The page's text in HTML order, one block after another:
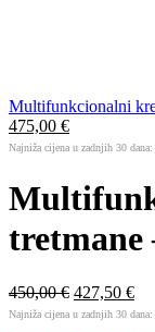
Multifunkcionalni
475,00 €
Najniža cijena u zadnjih 30 dana:
tretmane
450,00€ 427,50 €
Najniža cijena u zadnjih 30 dana: